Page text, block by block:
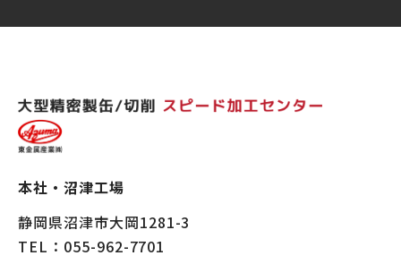
本社・沼津工場
静岡県沼津市大岡1281-3
TEL ：055-962-7701